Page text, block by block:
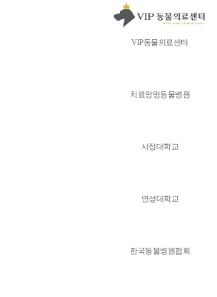
VIP동물의료센터
치료멍멍동물병원
서정대학교
연성대학교
한국동물병원협회